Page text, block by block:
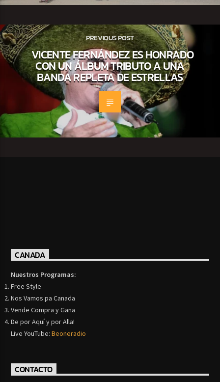
PREVIOUS POST
VICENTE FERNÁNDEZ ES HONRADO
CON UN ÁLBUM TRIBUTO A UNA
BANDA REPLETA DE ESTRELLAS
CANADA
Nuestros Programas:
Free Style
Nos Vamos pa Canada
Vende Compra y Gana
De por Aquí y por Alla!
Live YouTube:Beoneradio
CONTACTO